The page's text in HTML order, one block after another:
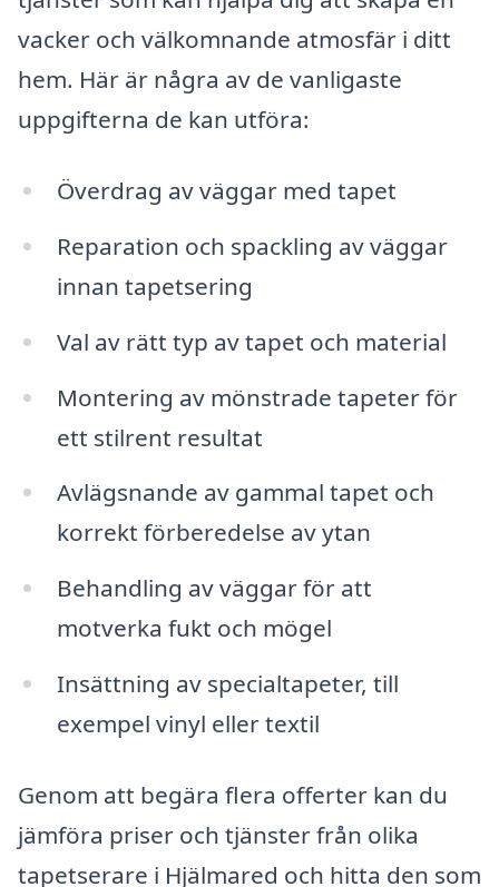
vacker och välkomnande atmosfär i ditt
hem. Här är några av de vanligaste
uppgifterna de kan utföra:
Överdrag av väggar med tapet
Reparation och spackling av väggar
innan tapetsering
Val av rätt typ av tapet och material
Montering av mönstrade tapeter för
ett stilrent resultat
Avlägsnande av gammal tapet och
korrekt förberedelse av ytan
Behandling av väggar för att
motverka fukt och mögel
Insättning av specialtapeter, till
exempel vinyl eller textil
Genom att begära flera offerter kan du
jämföra priser och tjänster från olika
tapetserare i Hjälmared och hitta den som